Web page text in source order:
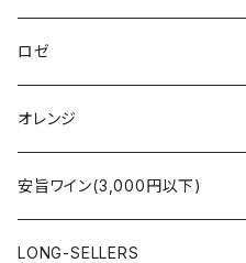
シャンパーニュ
コート・デュ・ローヌ
ラングドック・ルーション
アルザス
ブルゴーニュ
ボルドー
ロワール
ローヌ
シャンパーニュ
アルザス
フランス
日本
ロゼ
シャンパーニュ
アルザス
ドイツ
オレンジ
安旨ワイン(3,000円以下)
LONG-SELLERS